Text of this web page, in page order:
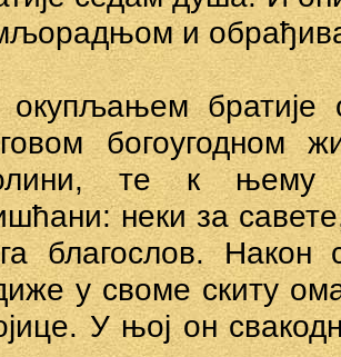
и
братије
богоугодном
те к њему
неки за
благослов. Након
у своме скиту
У њој он